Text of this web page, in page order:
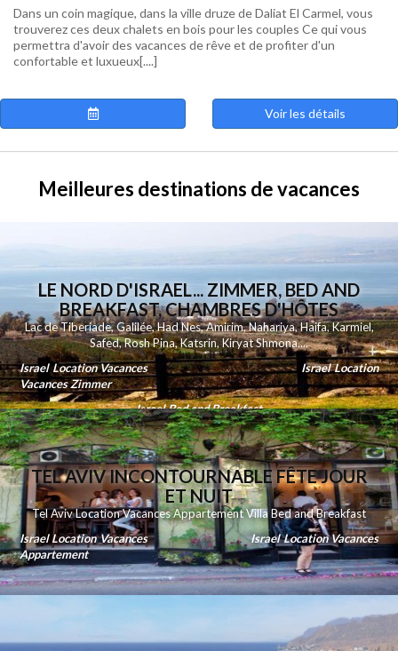
Dans un coin magique, dans la ville druze de Daliat El Carmel, vous
trouverez ces deux chalets en bois pour les couples Ce qui vous
permettra d'avoir des vacances de rêve et de profiter d'un
confortable et luxueux[....]
Voir les détails
Meilleures destinations de vacances
LE NORD D'ISRAEL... ZIMMER, BED AND
BREAKFAST, CHAMBRES D'HÔTES
Lac de Tiberiade,Galilée,Had Nes,Amirim,Nahariya,Haifa,Karmiel,
Safed,Rosh Pina,Katsrin,Kiryat Shmona....
Israel Location Vacances
Israel Location
Vacances Zimmer
Israel Bed and Breakfast
TEL AVIV INCONTOURNABLE FÊTE JOUR
ET NUIT
Tel Aviv Location Vacances Appartement Villa Bed and Breakfast
Israel Location Vacances
Israel Location Vacances
Appartement